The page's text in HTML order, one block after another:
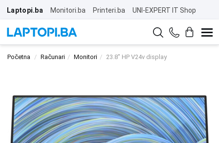
Laptopi.ba Monitori.ba Printeri.ba UNI-EXPERT IT Shop
Početna Računari Monitori 23.8" HP V24v display